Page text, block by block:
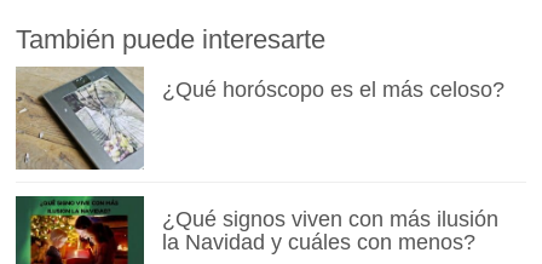
También puede interesarte
¿Qué horóscopo es el más celoso?
¿Qué signos viven con más ilusión
la Navidad y cuáles con menos?